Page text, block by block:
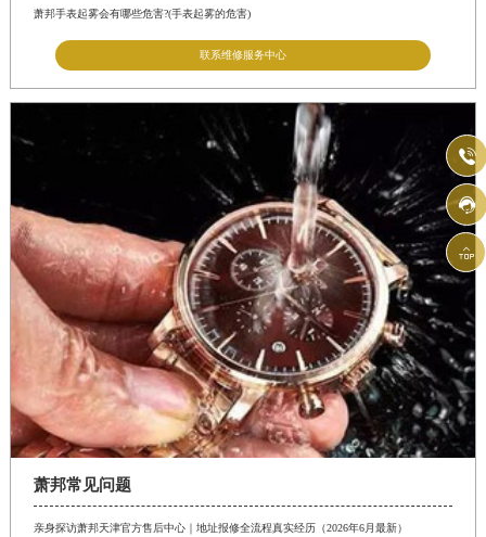
萧邦手表起雾会有哪些危害?(手表起雾的危害)
联系维修服务中心
萧邦常见问题
亲身探访萧邦天津官方售后中心｜地址报修全流程真实经历（2026年6月最新）


